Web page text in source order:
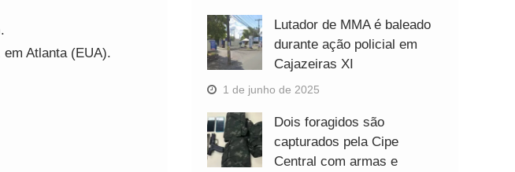
em Atlanta (EUA).
Lutador de MMA é baleado
durante ação policial em
Cajazeiras XI
1 de junho de 2025
Dois foragidos são
capturados pela Cipe
Central com armas e